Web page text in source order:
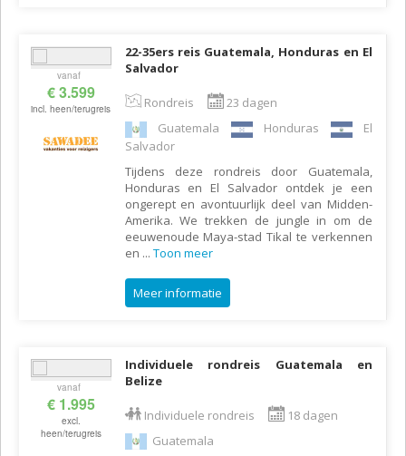
vanaf
€ 3.599
incl. heen/terugreis
22-35ers reis Guatemala, Honduras en El
Salvador
Rondreis
23 dagen
Guatemala
Honduras
El
Salvador
Tijdens deze rondreis door Guatemala,
Honduras en El Salvador ontdek je een
ongerept en avontuurlijk deel van Midden-
Amerika. We trekken de jungle in om de
eeuwenoude Maya-stad Tikal te verkennen
en ... Toon meer
Meer informatie
vanaf
€ 1.995
excl.
heen/terugreis
Individuele rondreis Guatemala en
Belize
Individuele rondreis
18 dagen
Guatemala